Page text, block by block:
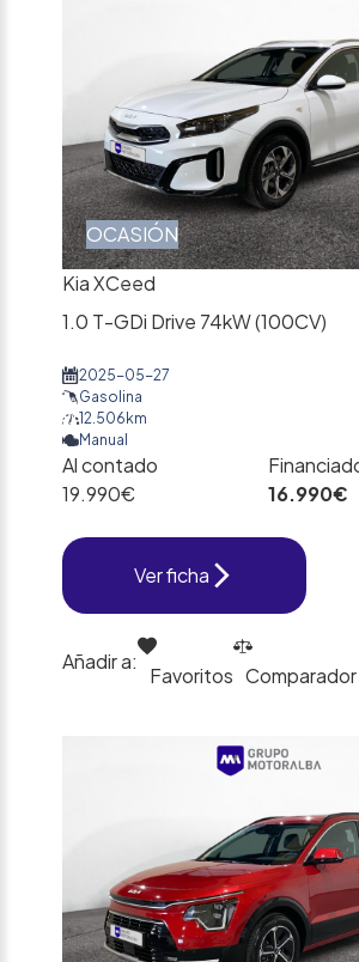
OCASIÓN
Kia XCeed
1.0 T-GDi Drive 74kW (100CV)
2025-05-27
Gasolina
12.506km
Manual
Al contado
19.990€
16.990€
Ver ficha
Añadir a:
Favoritos Comparador